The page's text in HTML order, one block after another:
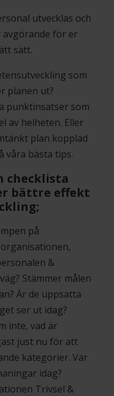
utvecklas och
för er
sätt.
som
planen ut?
punktinsatser som
av helheten. Eller
plan kopplad
våra bästa tips.
checklista
bättre effekt
på
&
Stämmer målen
Är de uppsatta
ser ut idag?
inte, vad är
just nu för att
kategorier. Var
idag?
Trivsel &